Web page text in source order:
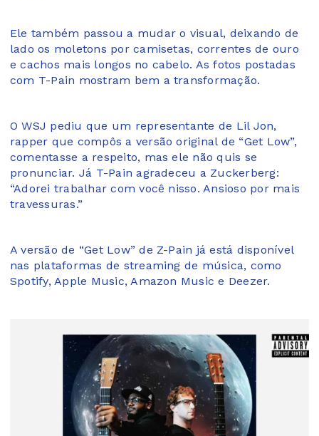
Ele também passou a mudar o visual, deixando de
lado os moletons por camisetas, correntes de ouro
e cachos mais longos no cabelo. As fotos postadas
com T-Pain mostram bem a transformação.
O WSJ pediu que um representante de Lil Jon,
rapper que compôs a versão original de “Get Low”,
comentasse a respeito, mas ele não quis se
pronunciar. Já T-Pain agradeceu a Zuckerberg:
“Adorei trabalhar com você nisso. Ansioso por mais
travessuras.”
A versão de “Get Low” de Z-Pain já está disponível
nas plataformas de streaming de música, como
Spotify, Apple Music, Amazon Music e Deezer.